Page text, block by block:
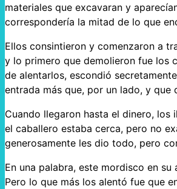
materiales que excavaran y
correspondería la mitad de lo que
Ellos consintieron y comenzaron a
y lo primero que demolieron fue los
de alentarlos, escondió
entrada más que, por un lado, y que
Cuando llegaron hasta el dinero, los
el caballero estaba cerca, pero no
generosamente les dio todo, pero
En una palabra, este mordisco en
Pero lo que más los alentó fue que